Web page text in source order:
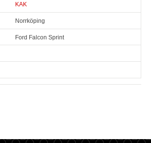
KAK
Norrköping
Ford Falcon Sprint